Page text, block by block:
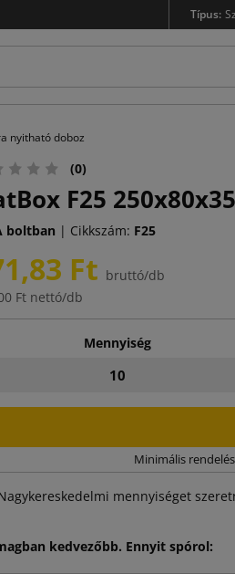
Típus:
nyitható doboz
(0)
F25
boltban | Cikkszám: F25
Ft bruttó/db
Ft nettó/db
Mennyiség
Minimális
mennyiséget
kedvezőbb. Ennyit spórol: